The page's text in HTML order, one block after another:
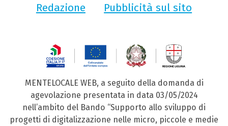
Redazione
Pubblicità sul sito
MENTELOCALE WEB, a seguito della domanda di
agevolazione presentata in data 03/05/2024
nell’ambito del Bando “Supporto allo sviluppo di
progetti di digitalizzazione nelle micro, piccole e medie